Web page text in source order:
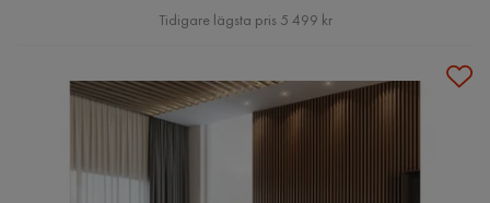
Pris
Tidigare lägsta pris 5 499 kr